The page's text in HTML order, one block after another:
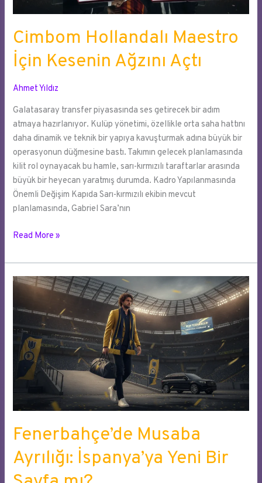
Cimbom Hollandalı Maestro
İçin Kesenin Ağzını Açtı
Ahmet Yıldız
Galatasaray transfer piyasasında ses getirecek bir adım
atmaya hazırlanıyor. Kulüp yönetimi, özellikle orta saha hattını
daha dinamik ve teknik bir yapıya kavuşturmak adına büyük bir
operasyonun düğmesine bastı. Takımın gelecek planlamasında
kilit rol oynayacak bu hamle, sarı-kırmızılı taraftarlar arasında
büyük bir heyecan yaratmış durumda. Kadro Yapılanmasında
Önemli Değişim Kapıda Sarı-kırmızılı ekibin mevcut
planlamasında, Gabriel Sara’nın
Cimbom
Maestro
İçin
Kesenin
Ağzını
Read More »
Fenerbahçe’de Musaba
Ayrılığı: İspanya’ya Yeni Bir